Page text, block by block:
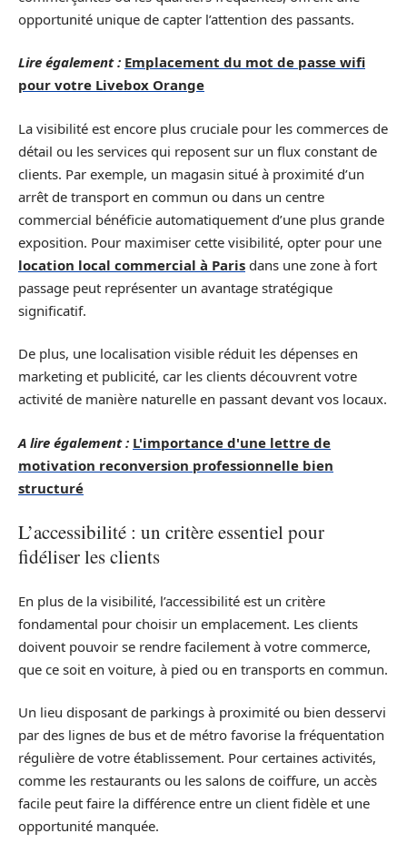
opportunité unique de capter l’attention des passants.
Lire également : Emplacement du mot de passe wifi
pour votre Livebox Orange
La visibilité est encore plus cruciale pour les commerces de
détail ou les services qui reposent sur un flux constant de
clients. Par exemple, un magasin situé à proximité d’un
arrêt de transport en commun ou dans un centre
commercial bénéficie automatiquement d’une plus grande
exposition. Pour maximiser cette visibilité, opter pour une
location local commercial à Paris dans une zone à fort
passage peut représenter un avantage stratégique
significatif.
De plus, une localisation visible réduit les dépenses en
marketing et publicité, car les clients découvrent votre
activité de manière naturelle en passant devant vos locaux.
A lire également : L'importance d'une lettre de
motivation reconversion professionnelle bien
structuré
L’accessibilité : un critère essentiel pour
fidéliser les clients
En plus de la visibilité, l’accessibilité est un critère
fondamental pour choisir un emplacement. Les clients
doivent pouvoir se rendre facilement à votre commerce,
que ce soit en voiture, à pied ou en transports en commun.
Un lieu disposant de parkings à proximité ou bien desservi
par des lignes de bus et de métro favorise la fréquentation
régulière de votre établissement. Pour certaines activités,
comme les restaurants ou les salons de coiffure, un accès
facile peut faire la différence entre un client fidèle et une
opportunité manquée.